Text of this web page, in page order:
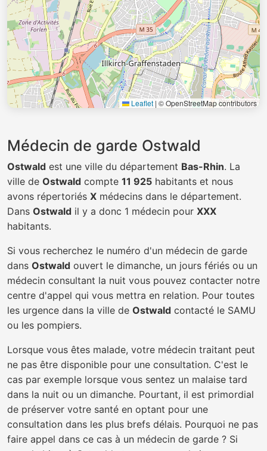
Leaflet | © OpenStreetMap contributors
Médecin de garde Ostwald
Ostwald est une ville du département Bas-Rhin. La
ville de Ostwald compte 11 925 habitants et nous
avons répertoriés X médecins dans le département.
Dans Ostwald il y a donc 1 médecin pour XXX
habitants.
Si vous recherchez le numéro d'un médecin de garde
dans Ostwald ouvert le dimanche, un jours fériés ou un
médecin consultant la nuit vous pouvez contacter notre
centre d'appel qui vous mettra en relation. Pour toutes
les urgence dans la ville de Ostwald contacté le SAMU
ou les pompiers.
Lorsque vous êtes malade, votre médecin traitant peut
ne pas être disponible pour une consultation. C'est le
cas par exemple lorsque vous sentez un malaise tard
dans la nuit ou un dimanche. Pourtant, il est primordial
de préserver votre santé en optant pour une
consultation dans les plus brefs délais. Pourquoi ne pas
faire appel dans ce cas à un médecin de garde ? Si